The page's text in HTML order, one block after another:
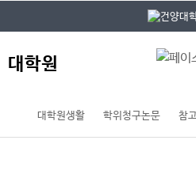
대학원
대학원생활 학위청구논문 참